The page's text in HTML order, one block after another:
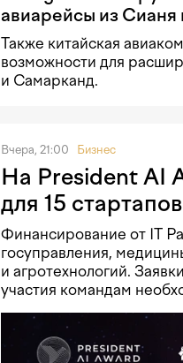
авиарейсы из Сианя
Также китайская
возможности для
и Самарканд.
Вчера, 21:00 Бизнес
На President AI
для 15 стартапов
Финансирование от IT
госуправления,
и агротехнологий.
участия командам